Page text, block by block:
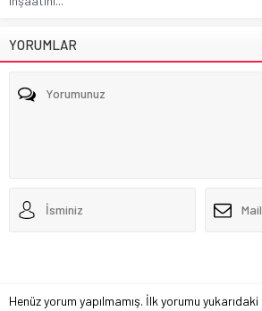
YORUMLAR
Henüz yorum yapılmamış. İlk yorumu yukarıdaki